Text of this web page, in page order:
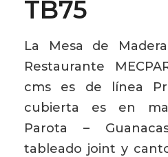
TB75
La Mesa de
Restaurante
cms es de línea
cubierta es en
Parota –
tableado joint y